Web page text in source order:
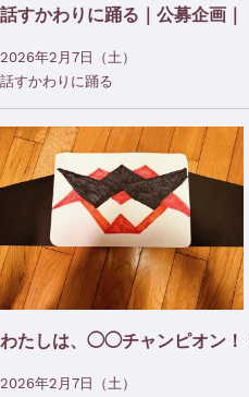
話すかわりに踊る｜公募企画｜
2026年2月7日（土）
話すかわりに踊る
わたしは、◯◯チャンピオン！
2026年2月7日（土）